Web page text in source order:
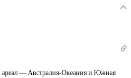
ареал — Австралия-Океания и Южная